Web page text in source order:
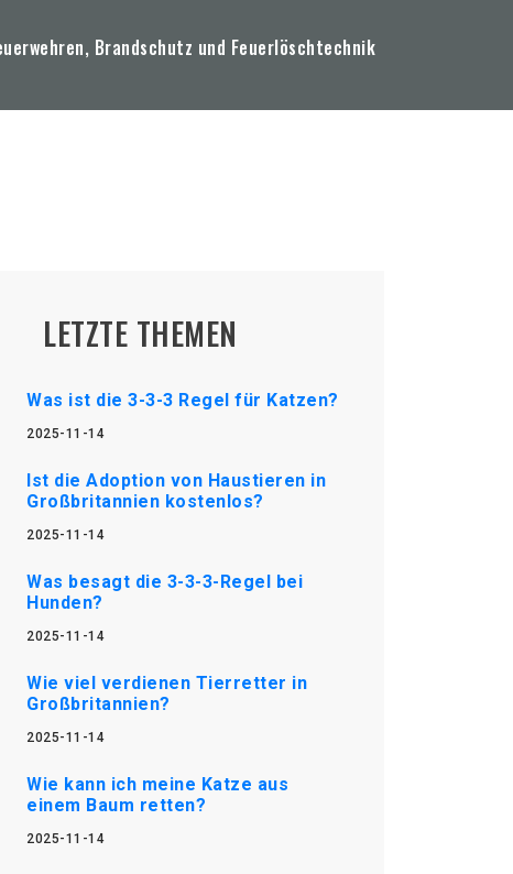
Brandschutz und Feuerlöschtechnik
LETZTE THEMEN
Was ist die 3-3-3 Regel für Katzen?
2025-11-14
Ist die Adoption von Haustieren in
Großbritannien kostenlos?
2025-11-14
Was besagt die 3-3-3-Regel bei
Hunden?
2025-11-14
Wie viel verdienen Tierretter in
Großbritannien?
2025-11-14
Wie kann ich meine Katze aus
einem Baum retten?
2025-11-14